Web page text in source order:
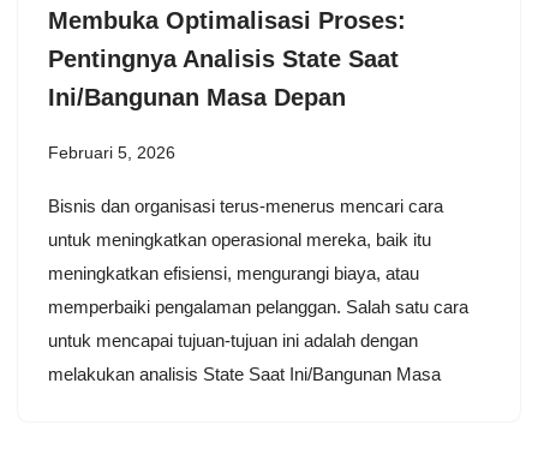
Membuka Optimalisasi Proses:
Pentingnya Analisis State Saat
Ini/Bangunan Masa Depan
Februari 5, 2026
Bisnis dan organisasi terus-menerus mencari cara
untuk meningkatkan operasional mereka, baik itu
meningkatkan efisiensi, mengurangi biaya, atau
memperbaiki pengalaman pelanggan. Salah satu cara
untuk mencapai tujuan-tujuan ini adalah dengan
melakukan analisis State Saat Ini/Bangunan Masa